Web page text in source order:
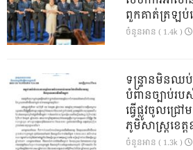
ពួកគាត់ត្រឡប់
ចំនួនអាន ( 1.4k )
ទន្ទ្រានមិនឈប់
បំពានច្បាប់
ធ្វើផ្លូវចូលជ្រ
ភូមិសាស្ត្រខេត្
ចំនួនអាន ( 1.3k )